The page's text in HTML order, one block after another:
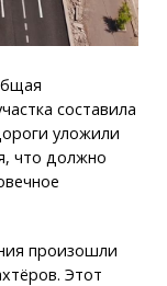
составила
уложили
что должно
произошли
Этот